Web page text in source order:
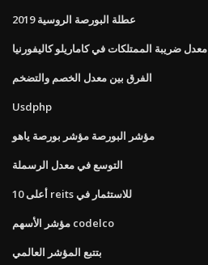
عطلة البورصة الروسية 2019
معدل ضريبة الممتلكات في كاماريلو كاليفورنيا
الفرق بين معدل الخصم والتضخم
Usdphp
مؤشر البورصة مؤشر بورصة ياهو
التوسع في معدل الرسملة
أعلى 10 reits للاستثمار في
مؤشر الأسهم codelco
بتتبع المؤشر العالمي